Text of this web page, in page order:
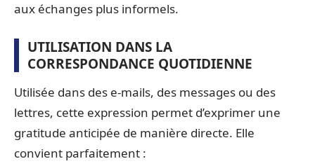
aux échanges plus informels.
UTILISATION DANS LA
CORRESPONDANCE QUOTIDIENNE
Utilisée dans des e-mails, des messages ou des
lettres, cette expression permet d’exprimer une
gratitude anticipée de manière directe. Elle
convient parfaitement :